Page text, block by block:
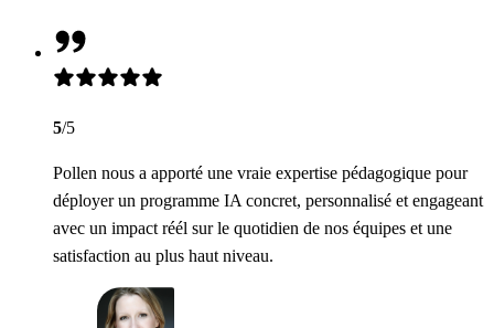
5/5
Pollen nous a apporté une vraie expertise pédagogique pour
déployer un programme IA concret, personnalisé et engageant
avec un impact réél sur le quotidien de nos équipes et une
satisfaction au plus haut niveau.